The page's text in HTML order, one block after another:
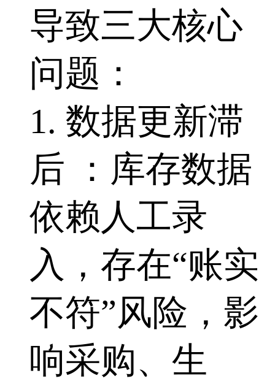
导致三大核心
问题：
1. 数据更新滞
后 ：库存数据
依赖人工录
入，存在“账实
不符”风险，影
响采购、生